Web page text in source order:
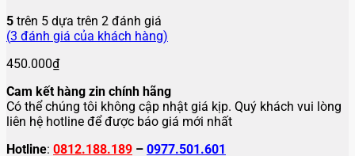
5 trên 5 dựa trên 2 đánh giá
(3 đánh giá của khách hàng)
450.000₫
Cam kết hàng zin chính hãng
Có thể chúng tôi không cập nhật giá kịp. Quý khách vui lòng
liên hệ hotline để được báo giá mới nhất
Hotline: 0812.188.189 – 0977.501.601